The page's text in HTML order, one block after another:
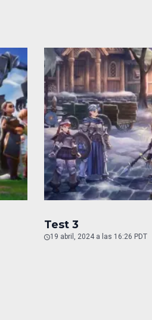
Test 3
19 abril, 2024 a las 16:26 PDT